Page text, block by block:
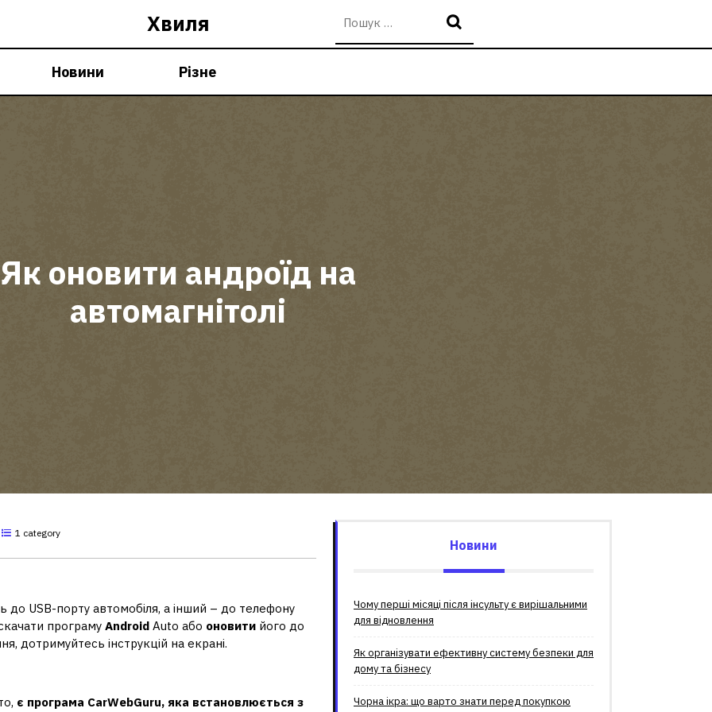
Хвиля
Новини Різне
Як оновити андроїд на
автомагнітолі
1 category
до USB-порту автомобіля, а інший – до телефону
програму Android Auto або оновити його до
дотримуйтесь інструкцій на екрані.
є програма CarWebGuru, яка встановлюється з
Новини
Чому перші місяці після інсульту є вирішальними
для відновлення
Як організувати ефективну систему безпеки для
дому та бізнесу
Чорна ікра: що варто знати перед покупкою